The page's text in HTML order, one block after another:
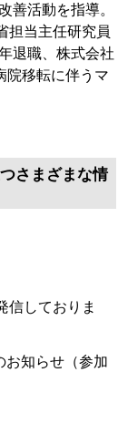
善活動を指導。
担当主任研究員
退職、株式会社
院移転に伴うマ
さまざまな情
信しておりま
お知らせ（参加